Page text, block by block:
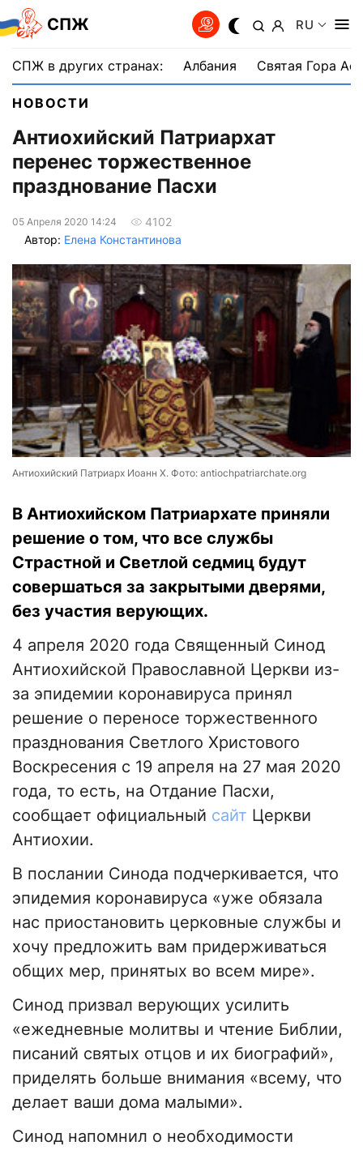
СПЖ RU
СПЖ в других странах: Албания Святая Гора
НОВОСТИ
Антиохийский Патриархат
перенес торжественное
празднование Пасхи
05 Апреля 2020 14:24
4102
Автор: Елена Константинова
Антиохийский Патриарх Иоанн Х. Фото: antiochpatriarchate.org
В Антиохийском Патриархате приняли
решение о том, что все службы
Страстной и Светлой седмиц будут
совершаться за закрытыми дверями,
без участия верующих.
4 апреля 2020 года Священный Синод
Антиохийской Православной Церкви из-
за эпидемии коронавируса принял
решение о переносе торжественного
празднования Светлого Христового
Воскресения с 19 апреля на 27 мая 2020
года, то есть, на Отдание Пасхи,
сообщает официальный сайт Церкви
Антиохии.
В послании Синода подчеркивается, что
эпидемия коронавируса «уже обязала
нас приостановить церковные службы и
хочу предложить вам придерживаться
общих мер, принятых во всем мире».
Синод призвал верующих усилить
«ежедневные молитвы и чтение Библии,
писаний святых отцов и их биографий»,
приделять больше внимания «всему, что
делает ваши дома малыми».
Синод напомнил о необходимости